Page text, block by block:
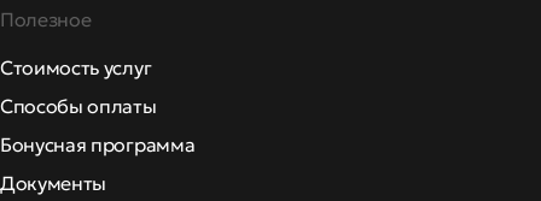
Полезное
Стоимость услуг
Способы оплаты
Бонусная программа
Документы